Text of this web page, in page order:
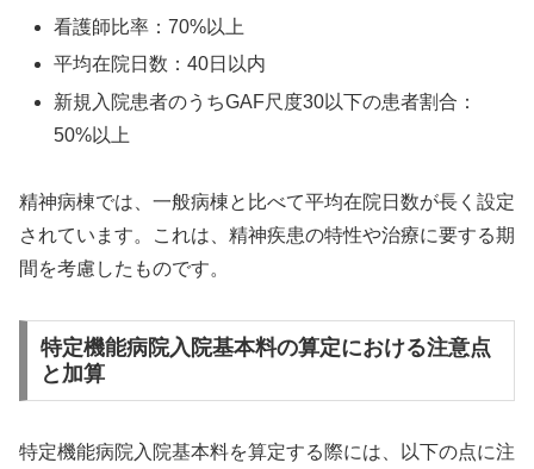
看護師比率：70%以上
平均在院日数：40日以内
新規入院患者のうちGAF尺度30以下の患者割合：
50%以上
精神病棟では、一般病棟と比べて平均在院日数が長く設定
されています。これは、精神疾患の特性や治療に要する期
間を考慮したものです。
特定機能病院入院基本料の算定における注意点
と加算
特定機能病院入院基本料を算定する際には、以下の点に注